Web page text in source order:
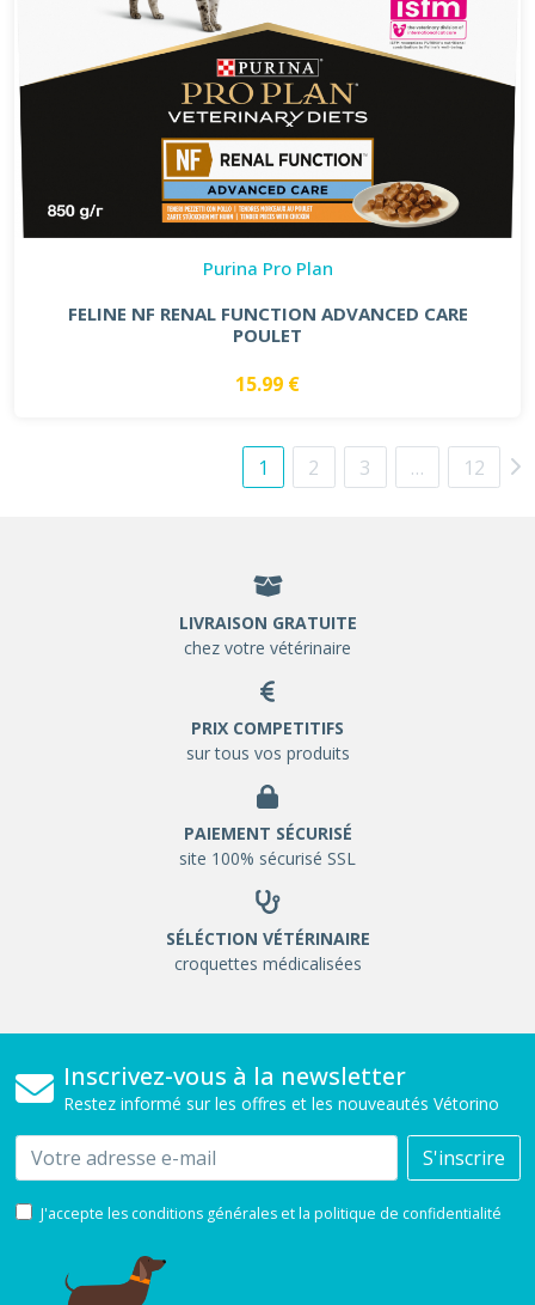
Purina Pro Plan
FELINE NF RENAL FUNCTION ADVANCED CARE
POULET
15.99 €
1 2 3 … 12
LIVRAISON GRATUITE
chez votre vétérinaire
PRIX COMPETITIFS
sur tous vos produits
PAIEMENT SÉCURISÉ
site 100% sécurisé SSL
SÉLÉCTION VÉTÉRINAIRE
croquettes médicalisées
Inscrivez-vous à la newsletter
Restez informé sur les offres et les nouveautés Vétorino
Email S'inscrire
J'accepte les conditions générales et la politique de confidentialité